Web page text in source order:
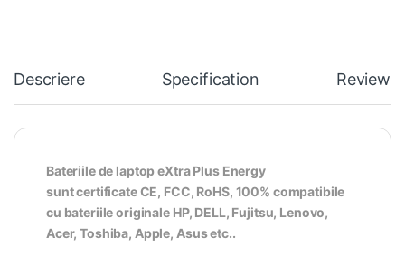
Descriere Specification Reviews
Bateriile de laptop eXtra Plus Energy
sunt certificate CE, FCC, RoHS, 100% compatibile
cu bateriile originale HP, DELL, Fujitsu, Lenovo,
Acer, Toshiba, Apple, Asus etc..